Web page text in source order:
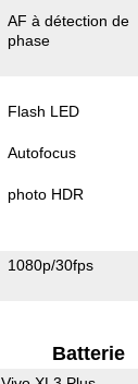
AF à détection de
phase
Flash LED
Autofocus
photo HDR
1080p/30fps
Batterie